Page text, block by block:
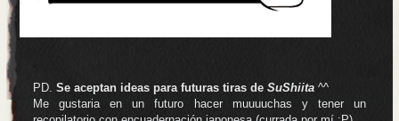
PD.Se aceptan ideas para futuras tiras de SuShiita ^^
Me gustaria en un futuro hacer muuuuchas y tener un